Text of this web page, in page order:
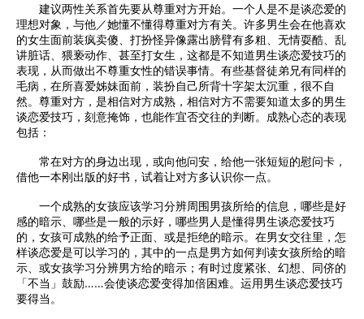
建议两性关系首先要从尊重对方开始。一个人是不是谈恋爱的
理想对象，与他／她懂不懂得尊重对方有关。许多男生会在他喜欢
的女生面前装疯卖傻、打扮怪异像露出膀臂有多粗、无情耍酷、乱
讲脏话、猥亵动作、甚至打女生，这都是不知道男生谈恋爱技巧的
表现，从而做出不尊重女性的错误事情。有些基督徒弟兄有同样的
毛病，在所喜爱姊妹面前，装扮自己所背十字架太沉重，很不自
然。尊重对方，是相信对方成熟，相信对方不需要知道太多的男生
谈恋爱技巧，刻意掩饰，也能作宜否交往的判断。成熟心态的表现
包括：
常在对方的身边出现，或向他问安，给他一张短短的慰问卡，
借他一本刚出版的好书，试着让对方多认识你一点。
一个成熟的女孩应该学习分辨周围男孩所给的信息，哪些是好
感的暗示、哪些是一般的示好，哪些男人是懂得男生谈恋爱技巧
的，女孩可成熟的给予正面、或是拒绝的暗示。在男女交往里，怎
样谈恋爱是可以学习的，其中的一点是男方如何判读女孩所给的暗
示、或女孩学习分辨男方给的暗示；有时过度紧张、幻想、同侪的
「不当」鼓励……会使谈恋爱变得加倍困难。运用男生谈恋爱技巧
要得当。